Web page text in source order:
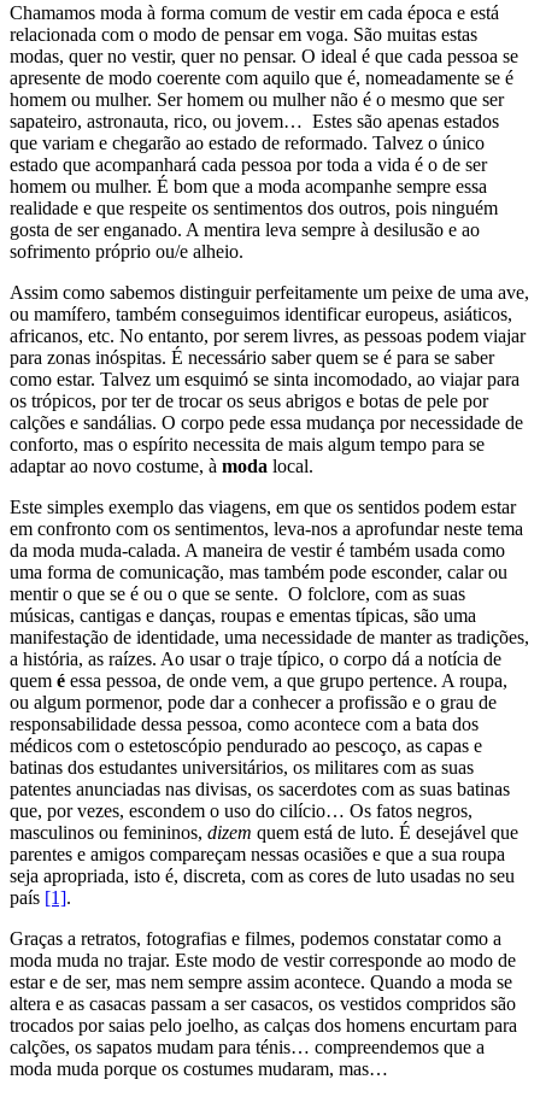
Chamamos moda à forma comum de vestir em cada época e está
relacionada com o modo de pensar em voga. São muitas estas
modas, quer no vestir, quer no pensar. O ideal é que cada pessoa se
apresente de modo coerente com aquilo que é, nomeadamente se é
homem ou mulher. Ser homem ou mulher não é o mesmo que ser
sapateiro, astronauta, rico, ou jovem… Estes são apenas estados
que variam e chegarão ao estado de reformado. Talvez o único
estado que acompanhará cada pessoa por toda a vida é o de ser
homem ou mulher. É bom que a moda acompanhe sempre essa
realidade e que respeite os sentimentos dos outros, pois ninguém
gosta de ser enganado. A mentira leva sempre à desilusão e ao
sofrimento próprio ou/e alheio.
Assim como sabemos distinguir perfeitamente um peixe de uma ave,
ou mamífero, também conseguimos identificar europeus, asiáticos,
africanos, etc. No entanto, por serem livres, as pessoas podem viajar
para zonas inóspitas. É necessário saber quem se é para se saber
como estar. Talvez um esquimó se sinta incomodado, ao viajar para
os trópicos, por ter de trocar os seus abrigos e botas de pele por
calções e sandálias. O corpo pede essa mudança por necessidade de
conforto, mas o espírito necessita de mais algum tempo para se
adaptar ao novo costume, à moda local.
Este simples exemplo das viagens, em que os sentidos podem estar
em confronto com os sentimentos, leva-nos a aprofundar neste tema
da moda muda-calada. A maneira de vestir é também usada como
uma forma de comunicação, mas também pode esconder, calar ou
mentir o que se é ou o que se sente. O folclore, com as suas
músicas, cantigas e danças, roupas e ementas típicas, são uma
manifestação de identidade, uma necessidade de manter as tradições,
a história, as raízes. Ao usar o traje típico, o corpo dá a notícia de
quem é essa pessoa, de onde vem, a que grupo pertence. A roupa,
ou algum pormenor, pode dar a conhecer a profissão e o grau de
responsabilidade dessa pessoa, como acontece com a bata dos
médicos com o estetoscópio pendurado ao pescoço, as capas e
batinas dos estudantes universitários, os militares com as suas
patentes anunciadas nas divisas, os sacerdotes com as suas batinas
que, por vezes, escondem o uso do cilício… Os fatos negros,
masculinos ou femininos, dizem quem está de luto. É desejável que
parentes e amigos compareçam nessas ocasiões e que a sua roupa
seja apropriada, isto é, discreta, com as cores de luto usadas no seu
país [1].
Graças a retratos, fotografias e filmes, podemos constatar como a
moda muda no trajar. Este modo de vestir corresponde ao modo de
estar e de ser, mas nem sempre assim acontece. Quando a moda se
altera e as casacas passam a ser casacos, os vestidos compridos são
trocados por saias pelo joelho, as calças dos homens encurtam para
calções, os sapatos mudam para ténis… compreendemos que a
moda muda porque os costumes mudaram, mas…